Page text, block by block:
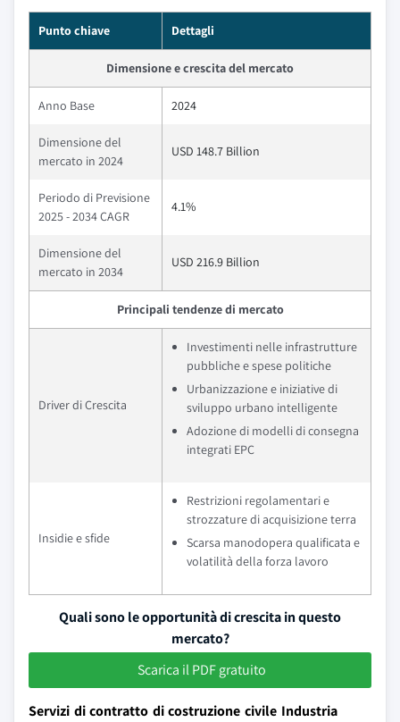
Punto chiave Dettagli
Dimensione e crescita del mercato
Anno Base 2024
Dimensione del
mercato in 2024
USD 148.7 Billion
Periodo di Previsione
2025 - 2034 CAGR
4.1%
Dimensione del
mercato in 2034
USD 216.9 Billion
Principali tendenze di mercato
Driver di Crescita
Investimenti nelle infrastrutture
pubbliche e spese politiche
Urbanizzazione e iniziative di
sviluppo urbano intelligente
Adozione di modelli di consegna
integrati EPC
Insidie e sfide
Restrizioni regolamentari e
strozzature di acquisizione terra
Scarsa manodopera qualificata e
volatilità della forza lavoro
Quali sono le opportunità di crescita in questo
mercato?
Scarica il PDF gratuito
Servizi di contratto di costruzione civile Industria